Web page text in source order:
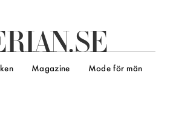
RIAN.SE
Magazine Mode för män